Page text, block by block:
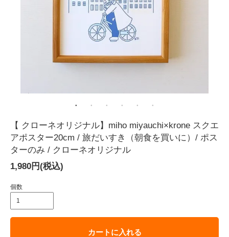
【 クローネオリジナル】miho miyauchi×krone スクエ
アポスター20cm / 旅だいすき（朝食を買いに）/ ポス
ターのみ / クローネオリジナル
1,980円(税込)
個数
カートに入れる